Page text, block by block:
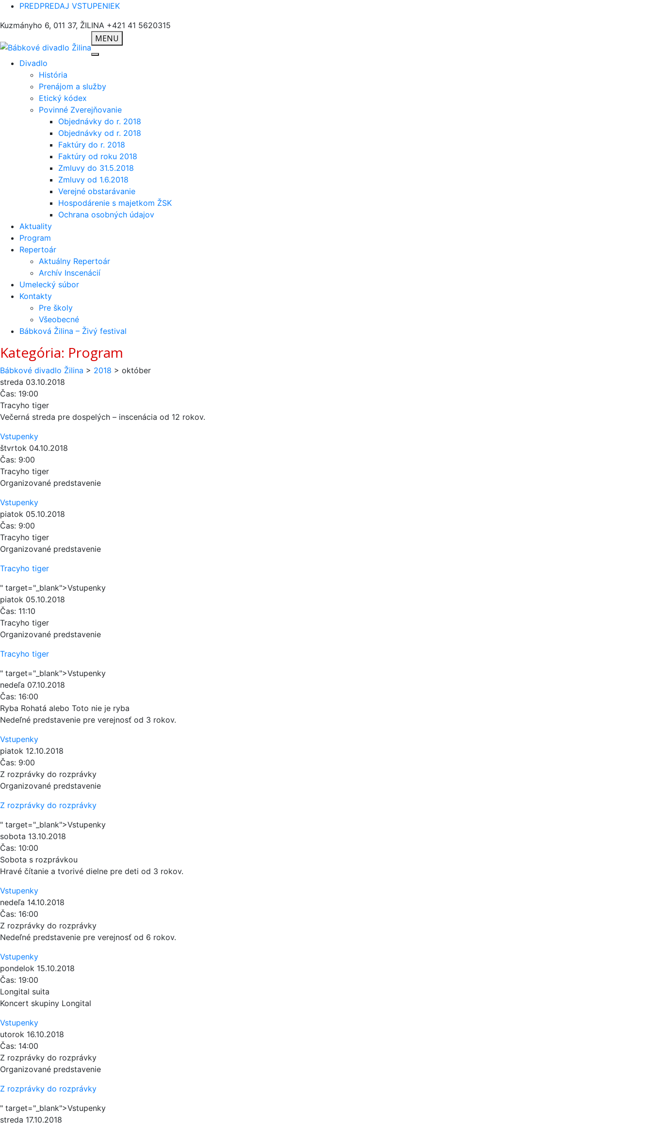
PREDPREDAJ VSTUPENIEK
Kuzmányho 6, 011 37, ŽILINA +421 41 5620315
MENU
Divadlo
História
Prenájom a služby
Etický kódex
Povinné Zverejňovanie
Objednávky do r. 2018
Objednávky od r. 2018
Faktúry do r. 2018
Faktúry od roku 2018
Zmluvy do 31.5.2018
Zmluvy od 1.6.2018
Verejné obstarávanie
Hospodárenie s majetkom ŽSK
Ochrana osobných údajov
Aktuality
Program
Repertoár
Aktuálny Repertoár
Archív Inscenácií
Umelecký súbor
Kontakty
Pre školy
Všeobecné
Bábková Žilina – Živý festival
Kategória: Program
Bábkové divadlo Žilina > 2018 > október
streda 03.10.2018
Čas: 19:00
Tracyho tiger
Večerná streda pre dospelých – inscenácia od 12 rokov.
Vstupenky
štvrtok 04.10.2018
Čas: 9:00
Tracyho tiger
Organizované predstavenie
Vstupenky
piatok 05.10.2018
Čas: 9:00
Tracyho tiger
Organizované predstavenie
Tracyho tiger
" target="_blank">Vstupenky
piatok 05.10.2018
Čas: 11:10
Tracyho tiger
Organizované predstavenie
Tracyho tiger
" target="_blank">Vstupenky
nedeľa 07.10.2018
Čas: 16:00
Ryba Rohatá alebo Toto nie je ryba
Nedeľné predstavenie pre verejnosť od 3 rokov.
Vstupenky
piatok 12.10.2018
Čas: 9:00
Z rozprávky do rozprávky
Organizované predstavenie
Z rozprávky do rozprávky
" target="_blank">Vstupenky
sobota 13.10.2018
Čas: 10:00
Sobota s rozprávkou
Hravé čítanie a tvorivé dielne pre deti od 3 rokov.
Vstupenky
nedeľa 14.10.2018
Čas: 16:00
Z rozprávky do rozprávky
Nedeľné predstavenie pre verejnosť od 6 rokov.
Vstupenky
pondelok 15.10.2018
Čas: 19:00
Longital suita
Koncert skupiny Longital
Vstupenky
utorok 16.10.2018
Čas: 14:00
Z rozprávky do rozprávky
Organizované predstavenie
Z rozprávky do rozprávky
" target="_blank">Vstupenky
streda 17.10.2018